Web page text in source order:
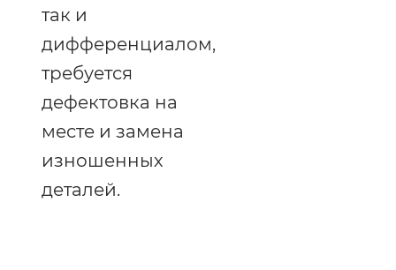
так и
дифференциалом,
требуется
дефектовка на
месте и замена
изношенных
деталей.